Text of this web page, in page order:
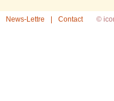
News-Lettre Contact ©